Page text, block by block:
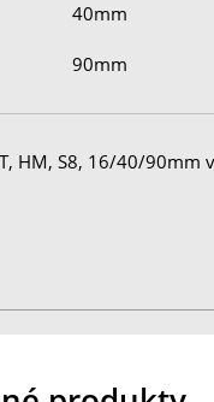
40mm
90mm
HM, S8, 16/40/90mm